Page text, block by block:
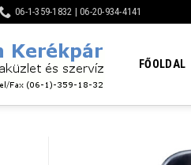
06-1-359-1832 | 06-20-934-4141
FŐOLDAL